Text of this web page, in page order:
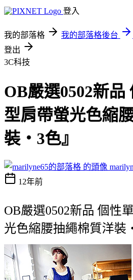
登入
我的部落格 我的部落格後台
登出
3C科技
OB嚴選0502新品
型肩帶螢光色縮
裝‧3色』
12年前
OB嚴選0502新品 個性
光色縮腰抽繩棉質洋裝